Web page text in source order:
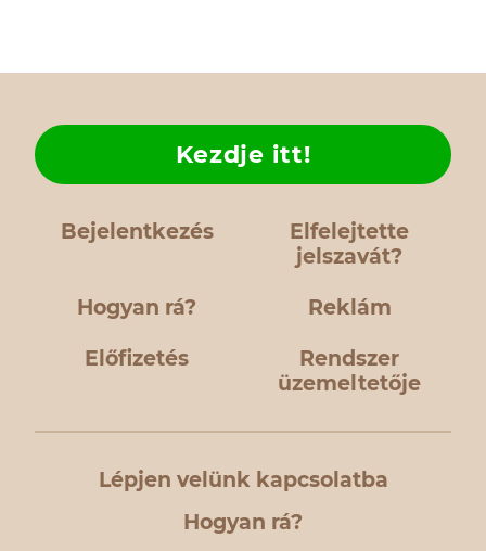
Bejelentkezés
Elfelejtette
jelszavát?
Hogyan rá?
Kezdje itt!
Reklám
Előfizetés
Rendszer
üzemeltetője
Lépjen velünk kapcsolatba
Hogyan rá?